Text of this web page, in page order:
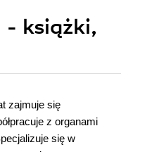
- książki,
zajmuje się
z organami
się w